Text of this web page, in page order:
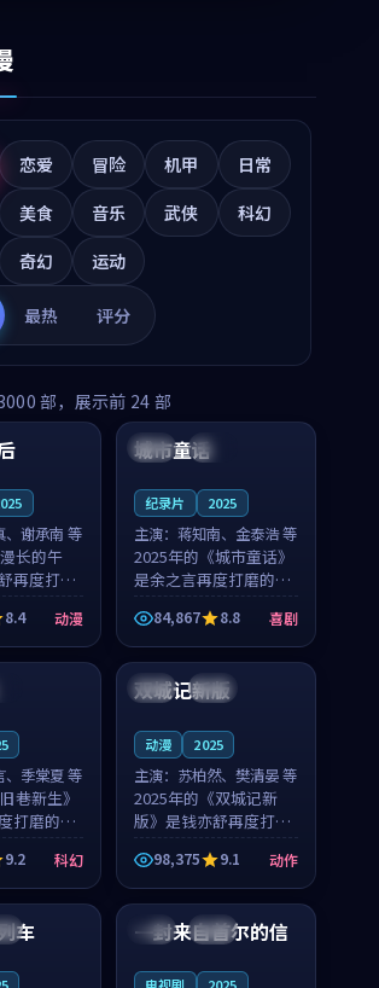
恋爱 冒险 机甲
日常
美食 音乐 武侠
科幻
奇幻 运动
最热 评分
部，展示前 24 部
99:16
、谢承南 等
长的午
再度打磨
中国大陆
日常的氛
李宥真与
戏自然克
片在悬念
8.4 动漫
美国 院线
城市童话
纪录片 2025
主演： 蒋知南、金泰浩 等
2025年的《城市童话》
是余之言再度打磨的喜
剧佳作。美国的取景与
历史战争的氛围相互成
就，蒋知南与金泰浩的
对手戏自然克制，让整
部影片在悬念与温度
84,867 8.8 喜剧
、季棠夏 等
巷新生》
打磨的科
的取景与
围相互成
季棠夏的
制，让整
与温度
9.2 科幻
中国 独播
双城记新版
动漫 2025
主演： 苏柏然、樊清晏 等
2025年的《双城记新
版》是钱亦舒再度打磨
的动作佳作。中国大陆
的取景与沙漠探险的氛
围相互成就，苏柏然与
樊清晏的对手戏自然克
制，让整部影片在悬念
98,375 9.1 动作
车 韩国 热播
一封来自首尔的信